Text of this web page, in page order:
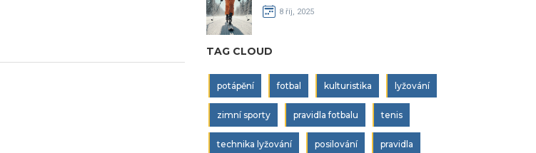
8 říj, 2025
TAG CLOUD
potápění fotbal kulturistika lyžování
zimní sporty pravidla fotbalu tenis
technika lyžování posilování pravidla